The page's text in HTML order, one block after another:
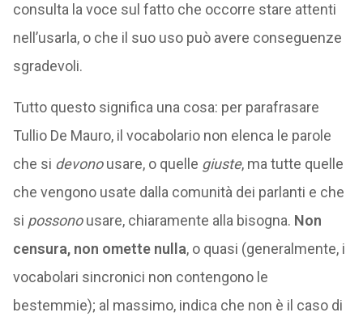
consulta la voce sul fatto che occorre stare attenti
nell’usarla, o che il suo uso può avere conseguenze
sgradevoli.
Tutto questo significa una cosa: per parafrasare
Tullio De Mauro, il vocabolario non elenca le parole
che si devonousare, o quelle giuste, ma tutte quelle
che vengono usate dalla comunità dei parlanti e che
si possonousare, chiaramente alla bisogna. Non
censura, non omette nulla, o quasi (generalmente, i
vocabolari sincronici non contengono le
bestemmie); al massimo, indica che non è il caso di